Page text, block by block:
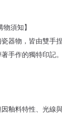
須知】
器物，皆由雙手
手作的獨特印記
釉料特性、光線